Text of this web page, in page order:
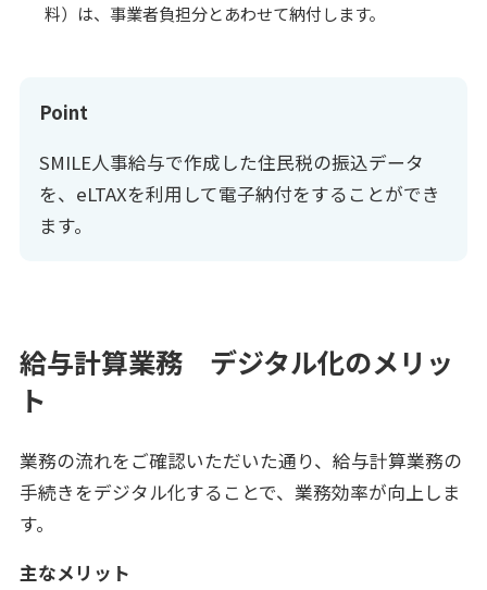
料）は、事業者負担分とあわせて納付します。
Point
SMILE人事給与で作成した住民税の振込データ
を、eLTAXを利用して電子納付をすることができ
ます。
給与計算業務 デジタル化のメリッ
ト
業務の流れをご確認いただいた通り、給与計算業務の
手続きをデジタル化することで、業務効率が向上しま
す。
主なメリット